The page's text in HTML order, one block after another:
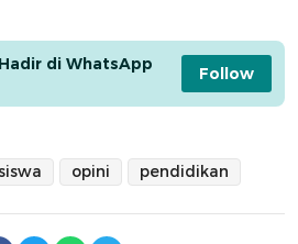
di WhatsApp
Follow
opini pendidikan